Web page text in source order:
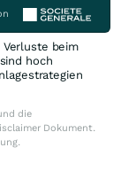
beim
hoch
die
Dokument.